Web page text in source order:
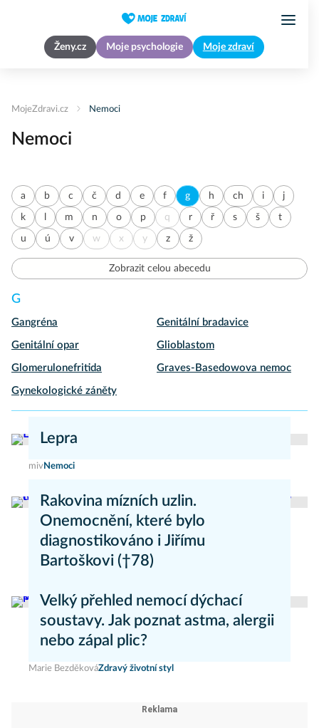
Ženy.cz Moje psychologie Moje zdraví
MojeZdravi.cz Nemoci
Nemoci
a b c č d e f g h ch i j
k m n o p q r ř s š t
u ú v w x y z ž
Zobrazit celou abecedu
G
Gangréna Genitální bradavice
Genitální opar Glioblastom
Glomerulonefritida Graves-Basedowova nemoc
Gynekologické záněty
Lepra
mivNemoci
Rakovina mízních uzlin.
Onemocnění, které bylo
diagnostikováno i Jiřímu
Bartoškovi (†78)
Velký přehled nemocí dýchací
soustavy. Jak poznat astma, alergii
nebo zápal plic?
Marie BezděkováZdravý životní styl